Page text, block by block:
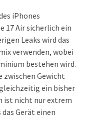
iPhones
17 Air sicherlich ein
Leaks wird das
verwenden, wobei
bestehen wird.
zwischen Gewicht
ein bisher
ist nicht nur extrem
Gerät einen